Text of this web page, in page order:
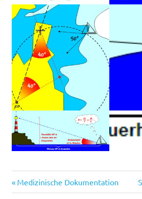
Beitragsnavigation
Vorheriger
Beitrag:
Medizinische Dokumentation